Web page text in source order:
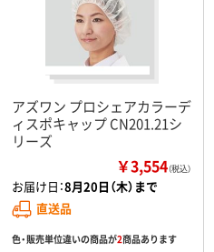
アズワン プロシェアカラーデ
ィスポキャップ CN201.21シ
リーズ
￥3,554（税込）
お届け日：8月20日（木）まで
直送品
色・販売単位違いの商品が2商品あります